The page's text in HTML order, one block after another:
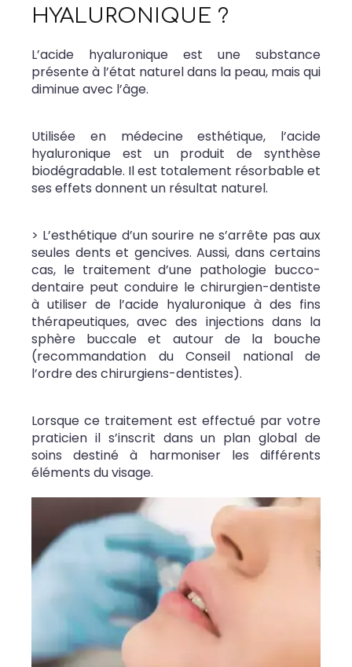
HYALURONIQUE ?
L’acide hyaluronique est une substance
présente à l’état naturel dans la peau, mais qui
diminue avec l’âge.
Utilisée en médecine esthétique, l’acide
hyaluronique est un produit de synthèse
biodégradable. Il est totalement résorbable et
ses effets donnent un résultat naturel.
> L’esthétique d’un sourire ne s’arrête pas aux
seules dents et gencives. Aussi, dans certains
cas, le traitement d’une pathologie bucco-
dentaire peut conduire le chirurgien-dentiste
à utiliser de l’acide hyaluronique à des fins
thérapeutiques, avec des injections dans la
sphère buccale et autour de la bouche
(recommandation du Conseil national de
l’ordre des chirurgiens-dentistes).
Lorsque ce traitement est effectué par votre
praticien il s’inscrit dans un plan global de
soins destiné à harmoniser les différents
éléments du visage.